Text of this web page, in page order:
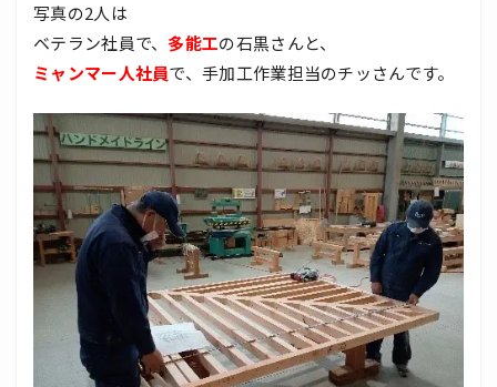
写真の2人は
ベテラン社員で、 多能工の石黒さんと、
ミャンマー人社員で、手加工作業担当のチッさんです。